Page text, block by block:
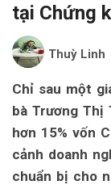
tại Chứng
Thuỳ Linh
Chỉ sau một
bà Trương Thị
hơn 15% vốn
cảnh doanh
chuẩn bị cho